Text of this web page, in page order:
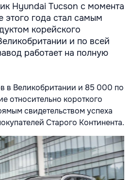
Hyundai Tucson с момента
этого года стал самым
корейского
и по всей
работает на полную
в Великобритании и 85 000 по
относительно короткого
свидетельством успеха
Старого Континента.